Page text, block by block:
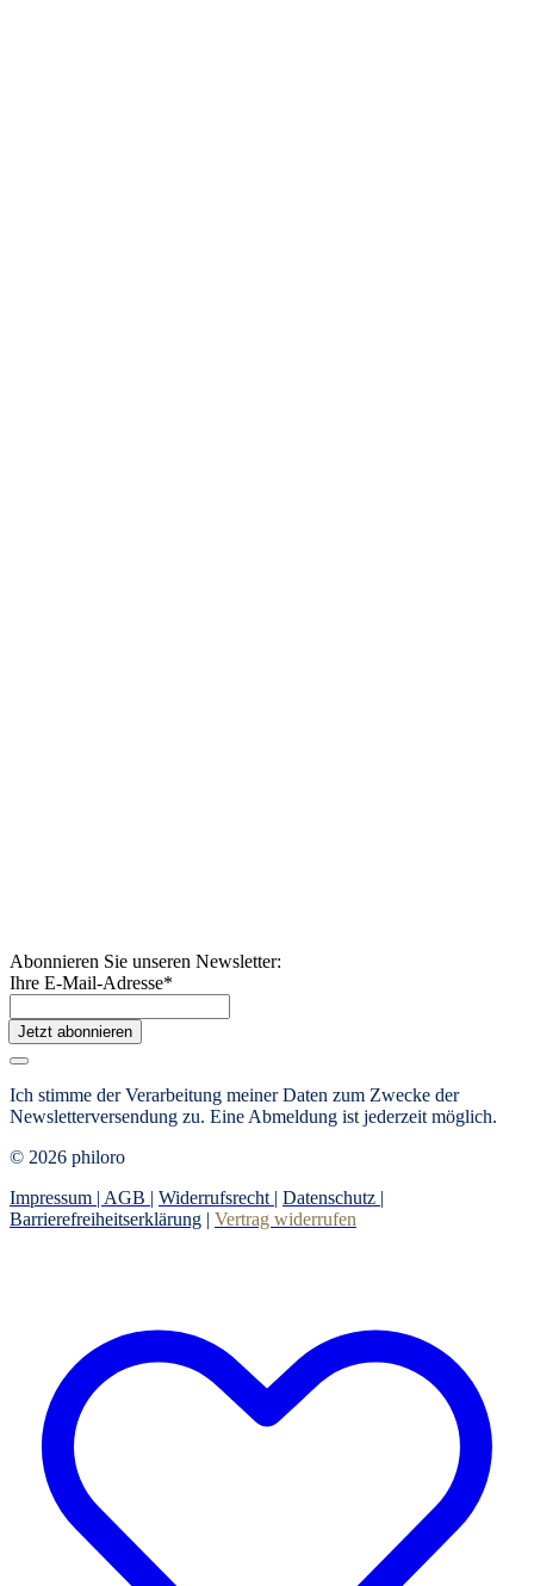
Abonnieren Sie unseren Newsletter:
Ihre E-Mail-Adresse*
Jetzt abonnieren
Ich stimme der Verarbeitung meiner Daten zum Zwecke der
Newsletterversendung zu. Eine Abmeldung ist jederzeit möglich.
© 2026 philoro
Impressum | AGB | Widerrufsrecht | Datenschutz |
Barrierefreiheitserklärung | Vertrag widerrufen